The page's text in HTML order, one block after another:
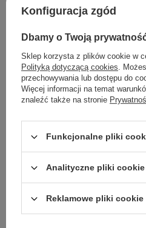
Dostępny
14 dni na zwrot
Konfiguracja zgód
Dbamy o Twoją
Sklep korzysta z plików cookie w
Polityką dotyczącą cookies.
przechowywania lub dostępu do
Więcej informacji na temat
znaleźć także na stronie
Funkcjonalne pliki
Analityczne pliki cookie
Reklamowe pliki cookie